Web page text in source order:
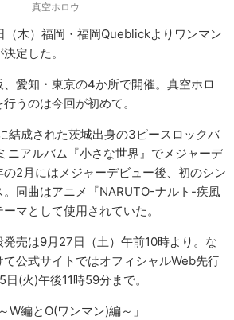
真空ホロウ
（木）福岡・福岡Queblickよりワンマン
定した。
愛知・東京の4か所で開催。真空ホロ
うのは今回が初めて。
結成された茨城出身の3ピースロックバ
ニアルバム『小さな世界』でメジャーデ
2月にはメジャーデビュー後、初のシン
。同曲はアニメ『NARUTO-ナルト-疾風
マとして使用されていた。
売は9月27日（土）午前10時より。な
公式サイトではオフィシャルWeb先行
(火)午後11時59分まで。
編とO(ワンマン)編～」